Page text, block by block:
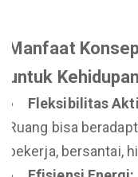
Manfaat
untuk
Fleksibilitas
Ruang bisa
bekerja, bersantai,